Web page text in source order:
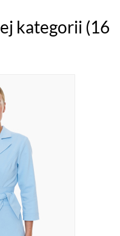
kategorii (16